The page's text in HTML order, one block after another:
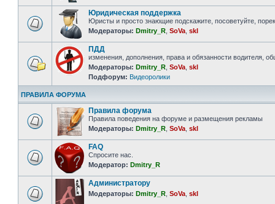
Юридическая поддержка
Юристы и просто знающие подскажите, посоветуйте,
Модераторы: Dmitry_R SoVa skl
ПДД
изменения, дополнения, права и обязанности водителя,
Модераторы: Dmitry_R SoVa skl
Подфорум: Видеоролики
ПРАВИЛА ФОРУМА
Правила форума
Правила поведения на форуме и размещения рекламы
Модераторы: Dmitry_R SoVa skl
FAQ
Спросите нас.
Модератор: Dmitry_R
Администратору
Модераторы: Dmitry_R SoVa skl